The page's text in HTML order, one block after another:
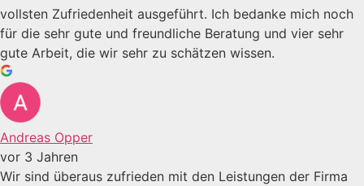
vollsten Zufriedenheit ausgeführt. Ich bedanke mich noch
für die sehr gute und freundliche Beratung und vier sehr
gute Arbeit, die wir sehr zu schätzen wissen.
Andreas Opper
vor 3 Jahren
Wir sind überaus zufrieden mit den Leistungen der Firma